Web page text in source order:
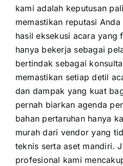
kami adalah keputusan
memastikan reputasi
hasil eksekusi acara yang
hanya bekerja sebagai
bertindak sebagai
memastikan setiap detil
dan dampak yang kuat
pernah biarkan agenda
bahan pertaruhan hanya
murah dari vendor yang
teknis serta aset mandiri.
profesional kami